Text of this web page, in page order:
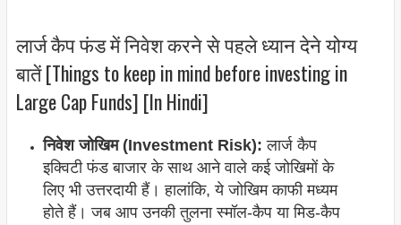
लार्ज कैप फंड में निवेश करने से पहले ध्यान देने योग्य
बातें [Things to keep in mind before investing in
Large Cap Funds] [In Hindi]
निवेश जोखिम (Investment Risk):लार्ज कैप
इक्विटी फंड बाजार के साथ आने वाले कई जोखिमों के
लिए भी उत्तरदायी हैं। हालांकि, ये जोखिम काफी मध्यम
होते हैं। जब आप उनकी तुलना स्मॉल-कैप या मिड-कैप